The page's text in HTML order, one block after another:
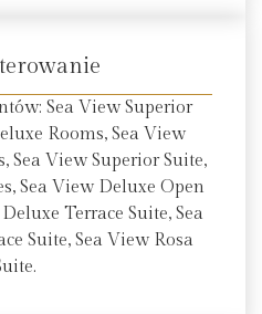
Sea View Superior
Rooms, Sea View
Sea View Superior Suite,
Sea View Deluxe Open
Terrace Suite, Sea
Suite, Sea View Rosa